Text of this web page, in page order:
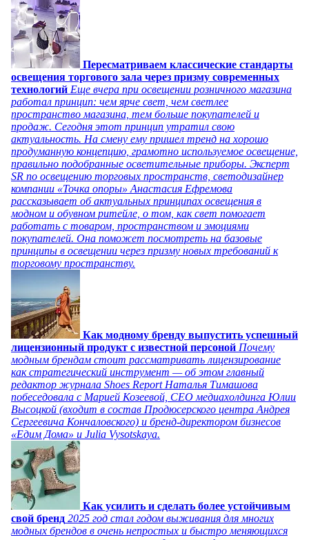
Пересматриваем классические стандарты
освещения торгового зала через призму современных
технологий Еще вчера при освещении розничного магазина
работал принцип: чем ярче свет, чем светлее
пространство магазина, тем больше покупателей и
продаж. Сегодня этот принцип утратил свою
актуальность. На смену ему пришел тренд на хорошо
продуманную концепцию, грамотно используемое освещение,
правильно подобранные осветительные приборы. Эксперт
SR по освещению торговых пространств, светодизайнер
компании «Точка опоры» Анастасия Ефремова
рассказывает об актуальных принципах освещения в
модном и обувном ритейле, о том, как свет помогает
работать с товаром, пространством и эмоциями
покупателей. Она поможет посмотреть на базовые
принципы в освещении через призму новых требований к
торговому пространству.
Как модному бренду выпустить успешный
лицензионный продукт с известной персоной Почему
модным брендам стоит рассматривать лицензирование
как стратегический инструмент — об этом главный
редактор журнала Shoes Report Наталья Тимашова
побеседовала с Марией Козеевой, СЕО медиахолдинга Юлии
Высоцкой (входит в состав Продюсерского центра Андрея
Сергеевича Кончаловского) и бренд-директором бизнесов
«Едим Дома» и Julia Vysotskaya.
Как усилить и сделать более устойчивым
свой бренд 2025 год стал годом выживания для многих
модных брендов в очень непростых и быстро меняющихся